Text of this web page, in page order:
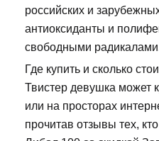
российских и
антиоксиданты и
свободными
Где купить и сколько
Твистер девушка может
или на просторах
прочитав отзывы тех,